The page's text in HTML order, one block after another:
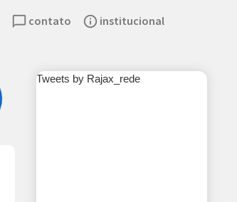
Tweets by Rajax_rede
chat_bubble_outline contato info_outline institucional